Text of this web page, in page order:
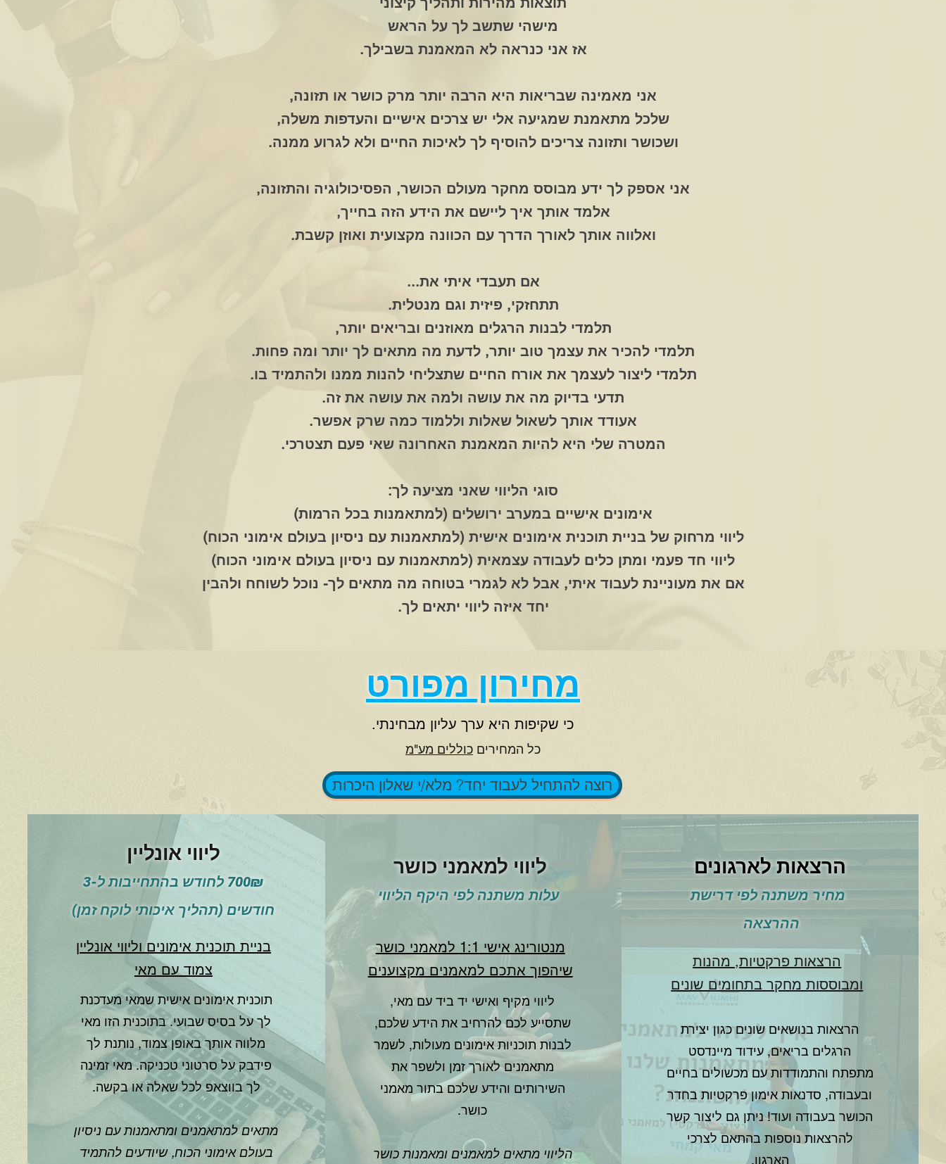
מישהי שתשב לך על הראש
אז אני כנראה לא המאמנת בשבילך.
אני מאמינה שבריאות היא הרבה יותר מרק כושר או תזונה,
שלכל מתאמנת שמגיעה אלי יש צרכים אישיים והעדפות משלה,
ושכושר ותזונה צריכים להוסיף לך לאיכות החיים ולא לגרוע ממנה.
אני אספק לך ידע מבוסס מחקר מעולם הכושר, הפסיכולוגיה והתזונה,
אלמד אותך איך ליישם את הידע הזה בחייך,
ואלווה אותך לאורך הדרך עם הכוונה מקצועית ואוזן קשבת.
אם תעבדי איתי את...
תתחזקי, פיזית וגם מנטלית.
תלמדי לבנות הרגלים מאוזנים ובריאים יותר,
תלמדי להכיר את עצמך טוב יותר, לדעת מה מתאים לך יותר ומה פחות.
תלמדי ליצור לעצמך את אורח החיים שתצליחי להנות ממנו ולהתמיד בו.
תדעי בדיוק מה את עושה ולמה את עושה את זה.
אעודד אותך לשאול שאלות וללמוד כמה שרק אפשר.
המטרה שלי היא להיות המאמנת האחרונה שאי פעם תצטרכי.
סוגי הליווי שאני מציעה לך:
אימונים אישיים במערב ירושלים (למתאמנות בכל הרמות)
ליווי מרחוק של בניית תוכנית אימונים אישית (למתאמנות עם ניסיון בעולם אימוני הכוח)
ליווי חד פעמי ומתן כלים לעבודה עצמאית (למתאמנות עם ניסיון בעולם אימוני הכוח)
אם את מעוניינת לעבוד איתי, אבל לא לגמרי בטוחה מה מתאים לך- נוכל לשוחח ולהבין
יחד איזה ליווי יתאים לך.
מחירון מפורט
כי שקיפות היא ערך עליון מבחינתי.
כל המחירים כוללים מע"מ
רוצה להתחיל לעבוד יחד? מלא/י שאלון היכרות
ליווי אונליין
700₪ לחודש בהתחייבות ל-3
חודשים (תהליך איכותי לוקח זמן)
בניית תוכנית אימונים וליווי אונליין
צמוד עם מאי
תוכנית אימונים אישית שמאי מעדכנת
לך על בסיס שבועי. בתוכנית הזו מאי
מלווה אותך באופן צמוד, נותנת לך
פידבק על סרטוני טכניקה. מאי זמינה
לך בווצאפ לכל שאלה או בקשה.
מתאים למתאמנים ומתאמנות עם ניסיון
בעולם אימוני הכוח, שיודעים להתמיד
ליווי למאמני כושר
עלות משתנה לפי היקף הליווי
מנטורינג אישי 1:1 למאמני כושר
שיהפוך אתכם למאמנים מקצוענים
ליווי מקיף ואישי יד ביד עם מאי,
שתסייע לכם להרחיב את הידע שלכם,
לבנות תוכניות אימונים מעולות, לשמר
מתאמנים לאורך זמן ולשפר את
השירותים והידע שלכם בתור מאמני
כושר.
הליווי מתאים למאמנים ומאמנות כושר
הרצאות לארגונים
מחיר משתנה לפי דרישת
ההרצאה
הרצאות פרקטיות, מהנות
ומבוססות מחקר בתחומים שונים
הרצאות בנושאים שונים כגון יצירת
הרגלים בריאים, עידוד מיינדסט
מתפתח והתמודדות עם מכשולים בחיים
ובעבודה, סדנאות אימון פרקטיות בחדר
הכושר בעבודה ועוד! ניתן גם ליצור קשר
להרצאות נוספות בהתאם לצרכי
הארגון.